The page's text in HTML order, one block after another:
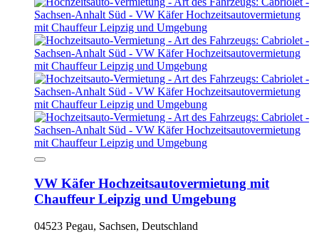
VW Käfer Hochzeitsautovermietung mit
Chauffeur Leipzig und Umgebung
04523 Pegau, Sachsen, Deutschland